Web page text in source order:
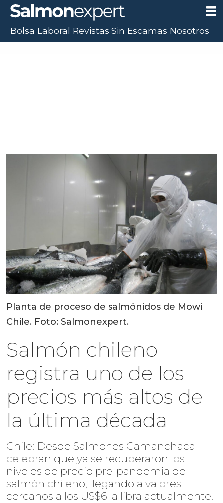
Planta de proceso de salmónidos de Mowi
Chile. Foto: Salmonexpert.
Salmón chileno
registra uno de los
precios más altos de
la última década
Chile: Desde Salmones Camanchaca
celebran que ya se recuperaron los
niveles de precio pre-pandemia del
salmón chileno, llegando a valores
cercanos a los US$6 la libra actualmente.
Bolsa Laboral Revistas Sin Escamas Nosotros